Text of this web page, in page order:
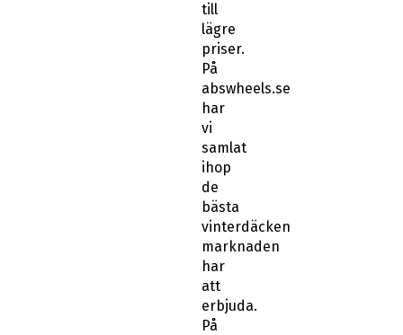
till
lägre
priser.
På
abswheels.se
har
vi
samlat
ihop
de
bästa
vinterdäcken
marknaden
har
att
erbjuda.
På